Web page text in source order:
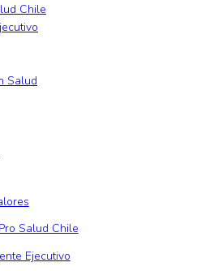
Chile
Salud
Salud Chile
Ejecutivo